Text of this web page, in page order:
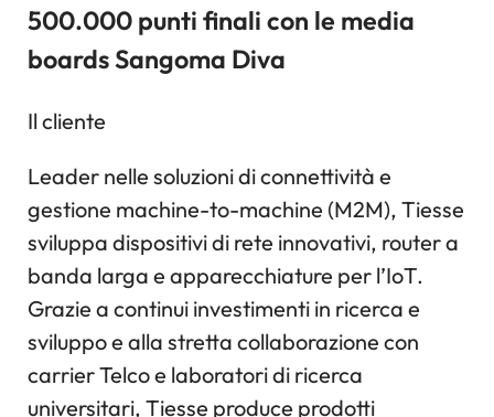
500.000 punti finali con le media
boards Sangoma Diva
Il cliente
Leader nelle soluzioni di connettività e
gestione machine-to-machine (M2M), Tiesse
sviluppa dispositivi di rete innovativi, router a
banda larga e apparecchiature per l’IoT.
Grazie a continui investimenti in ricerca e
sviluppo e alla stretta collaborazione con
carrier Telco e laboratori di ricerca
universitari, Tiesse produce prodotti